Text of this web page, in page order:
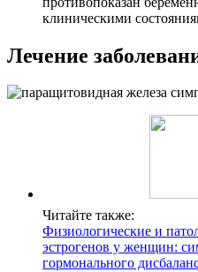
клиническими
Лечение
Читайте также:
Физиологические и
эстрогенов у женщин:
гормонального